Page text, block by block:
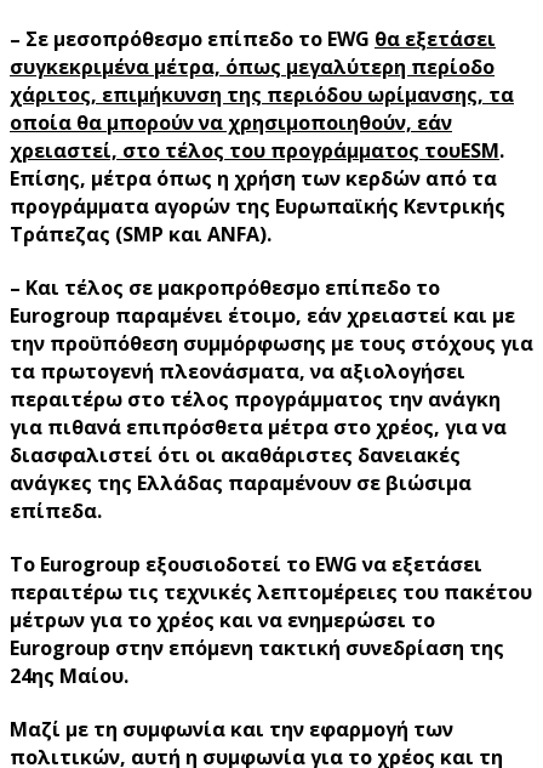
– Σε μεσοπρόθεσμο επίπεδο το EWG θα εξετάσει
συγκεκριμένα μέτρα, όπως μεγαλύτερη περίοδο
χάριτος, επιμήκυνση της περιόδου ωρίμανσης, τα
οποία θα μπορούν να χρησιμοποιηθούν, εάν
χρειαστεί, στο τέλος του προγράμματος τουESM.
Επίσης, μέτρα όπως η χρήση των κερδών από τα
προγράμματα αγορών της Ευρωπαϊκής Κεντρικής
Τράπεζας (SMP και ANFA).
– Και τέλος σε μακροπρόθεσμο επίπεδο το
Eurogroup παραμένει έτοιμο, εάν χρειαστεί και με
την προϋπόθεση συμμόρφωσης με τους στόχους για
τα πρωτογενή πλεονάσματα, να αξιολογήσει
περαιτέρω στο τέλος προγράμματος την ανάγκη
για πιθανά επιπρόσθετα μέτρα στο χρέος, για να
διασφαλιστεί ότι οι ακαθάριστες δανειακές
ανάγκες της Ελλάδας παραμένουν σε βιώσιμα
επίπεδα.
Το Eurogroup εξουσιοδοτεί το EWG να εξετάσει
περαιτέρω τις τεχνικές λεπτομέρειες του πακέτου
μέτρων για το χρέος και να ενημερώσει το
Eurogroup στην επόμενη τακτική συνεδρίαση της
24ης Μαίου.
Μαζί με τη συμφωνία και την εφαρμογή των
πολιτικών, αυτή η συμφωνία για το χρέος και τη